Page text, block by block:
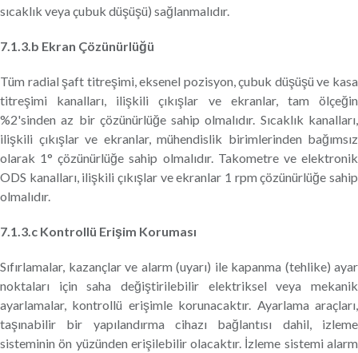
sıcaklık veya çubuk düşüşü) sağlanmalıdır.
7.1.3.b Ekran Çözünürlüğü
Tüm radial şaft titreşimi, eksenel pozisyon, çubuk düşüşü ve kasa
titreşimi kanalları, ilişkili çıkışlar ve ekranlar, tam ölçeğin
%2'sinden az bir çözünürlüğe sahip olmalıdır. Sıcaklık kanalları,
ilişkili çıkışlar ve ekranlar, mühendislik birimlerinden bağımsız
olarak 1° çözünürlüğe sahip olmalıdır. Takometre ve elektronik
ODS kanalları, ilişkili çıkışlar ve ekranlar 1 rpm çözünürlüğe sahip
olmalıdır.
7.1.3.c Kontrollü Erişim Koruması
Sıfırlamalar, kazançlar ve alarm (uyarı) ile kapanma (tehlike) ayar
noktaları için saha değiştirilebilir elektriksel veya mekanik
ayarlamalar, kontrollü erişimle korunacaktır. Ayarlama araçları,
taşınabilir bir yapılandırma cihazı bağlantısı dahil, izleme
sisteminin ön yüzünden erişilebilir olacaktır. İzleme sistemi alarm